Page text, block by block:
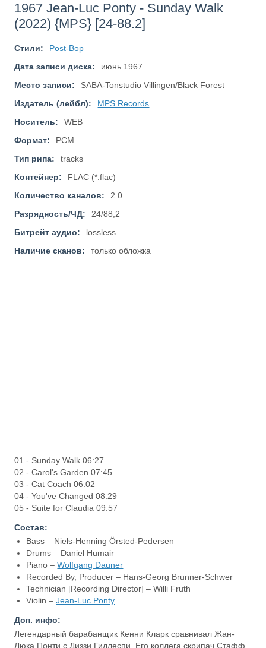
1967 Jean-Luc Ponty - Sunday Walk
(2022) {MPS} [24-88.2]
Стили:
Post-Bop
Дата записи диска:
июнь 1967
Место записи:
SABA-Tonstudio Villingen/Black Forest
Издатель (лейбл):
MPS Records
Носитель:
WEB
Формат:
PCM
Тип рипа:
tracks
Контейнер:
FLAC (*.flac)
Количество каналов:
2.0
Разрядность/ЧД:
24/88,2
Битрейт аудио:
lossless
Наличие сканов:
только обложка
01 - Sunday Walk 06:27
02 - Carol's Garden 07:45
03 - Cat Coach 06:02
04 - You've Changed 08:29
05 - Suite for Claudia 09:57
Состав:
Bass – Niels-Henning Örsted-Pedersen
Drums – Daniel Humair
Piano –Wolfgang Dauner
Recorded By, Producer – Hans-Georg Brunner-Schwer
Technician [Recording Director] – Willi Fruth
Violin –Jean-Luc Ponty
Доп. инфо:
Легендарный барабанщик Кенни Кларк сравнивал Жан-
Люка Понти с Диззи Гиллеспи. Его коллега скрипач Стафф